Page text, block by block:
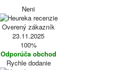
Neni
Overený zákazník
23.11.2025
100%
Odporúča obchod
Rychle dodanie